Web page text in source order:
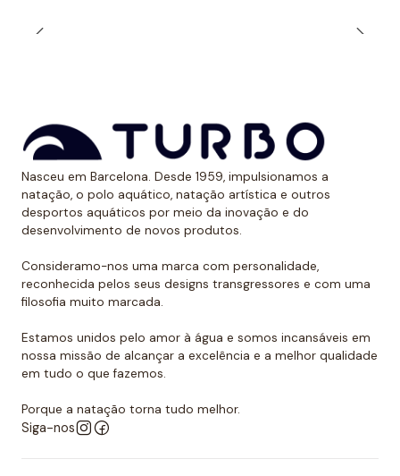
calções projetados para serem resistentes ao cloro e
muito tempo sem sofrer desgaste.
Uso recomendado de calção para
polo aquático
Da Turbo recomendamos usar o calção para praticar
polo aquático ou treinar natação. Como se encaixa
perfeitamente no corpo, dificulta que o jogador de
polo aquático seja agarrado pelos rivais, algo de vital
importância. Além disso, nossos calções não arrastam
água durante o movimento, melhorando a mobilidade
do homem que os usa. É por isso que eles podem ser
usados sem qualquer problema para natação ou
desportos aquáticos semelhantes.
Além disso, todos os calções de polo aquático têm
um forro completo na frente e nas costas e um
Nasceu em Barcelona. Desde 1959, impulsionamos a
natação, o polo aquático, natação artística e outros
desportos aquáticos por meio da inovação e do
desenvolvimento de novos produtos.
Consideramo-nos uma marca com personalidade,
reconhecida pelos seus designs transgressores e com uma
filosofia muito marcada.
Estamos unidos pelo amor à água e somos incansáveis em
nossa missão de alcançar a excelência e a melhor qualidade
em tudo o que fazemos.
Porque a natação torna tudo melhor.
Siga-nos